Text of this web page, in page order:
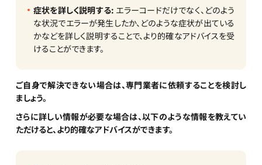
症状を詳しく説明する: エラーコードだけでなく、どのよう
な状況でエラーが発生したか、どのような症状が出ている
かなどを詳しく説明することで、より的確なアドバイスを受
けることができます。
ご自身で解決できない場合は、専門業者に依頼することを検討し
ましょう。
さらに詳しい情報が必要な場合は、以下のような情報を教えてい
ただけると、より的確なアドバイスができます。